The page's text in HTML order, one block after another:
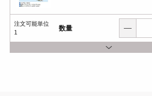
注文可能単位
1
数量